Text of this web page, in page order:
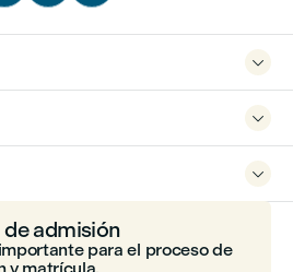



admisión
para el proceso de